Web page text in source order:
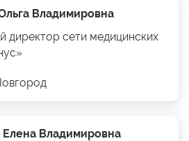
Владимировна
директор сети медицинских
Елена Владимировна